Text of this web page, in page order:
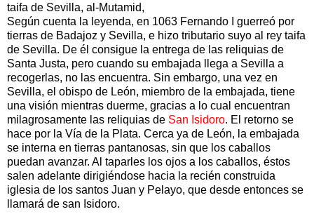
taifa de Sevilla, al-Mutamid,
Según cuenta la leyenda, en 1063 Fernando I guerreó por
tierras de Badajoz y Sevilla, e hizo tributario suyo al rey taifa
de Sevilla. De él consigue la entrega de las reliquias de
Santa Justa, pero cuando su embajada llega a Sevilla a
recogerlas, no las encuentra. Sin embargo, una vez en
Sevilla, el obispo de León, miembro de la embajada, tiene
una visión mientras duerme, gracias a lo cual encuentran
milagrosamente las reliquias de San Isidoro. El retorno se
hace por la Vía de la Plata. Cerca ya de León, la embajada
se interna en tierras pantanosas, sin que los caballos
puedan avanzar. Al taparles los ojos a los caballos, éstos
salen adelante dirigiéndose hacia la recién construida
iglesia de los santos Juan y Pelayo, que desde entonces se
llamará de san Isidoro.